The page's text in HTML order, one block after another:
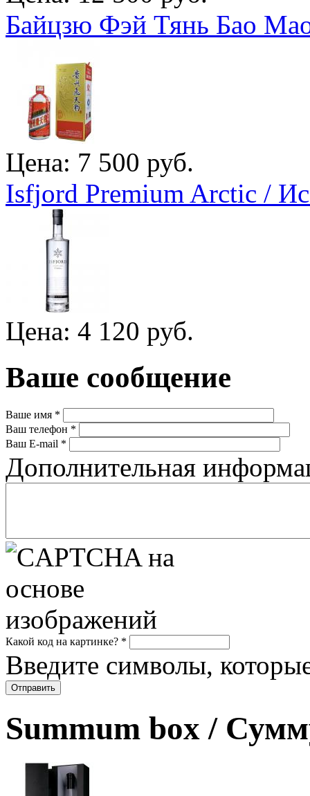
Байцзю Фэй Тянь Бао
Цена: 7 500 руб.
Isfjord Premium Arctic /
Цена: 4 120 руб.
Ваше сообщение
Ваше имя *
Ваш телефон *
Ваш E-mail *
Дополнительная
Какой код на картинке? *
Введите символы,
Summum box /